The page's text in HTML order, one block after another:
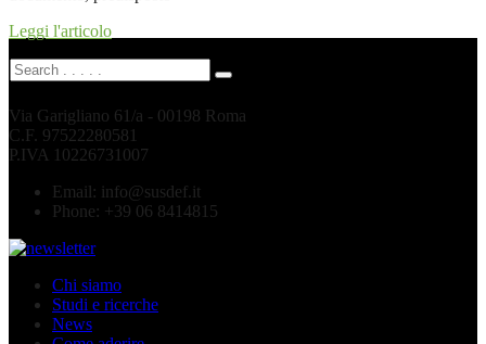
Leggi l'articolo
Via Garigliano 61/a - 00198 Roma
C.F. 97522280581
P.IVA 10226731007
Email: info@susdef.it
Phone: +39 06 8414815
Chi siamo
Studi e ricerche
News